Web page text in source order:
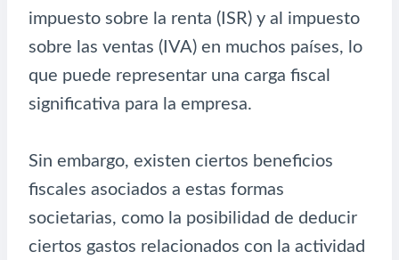
impuesto sobre la renta (ISR) y al impuesto
sobre las ventas (IVA) en muchos países, lo
que puede representar una carga fiscal
significativa para la empresa.
Sin embargo, existen ciertos beneficios
fiscales asociados a estas formas
societarias, como la posibilidad de deducir
ciertos gastos relacionados con la actividad